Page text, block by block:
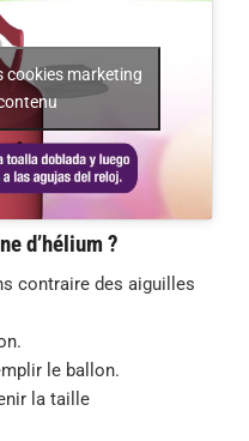
cookies marketing
d’hélium ?
contraire des aiguilles
le ballon.
la taille